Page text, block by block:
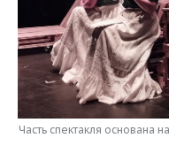
НЕФТЕХИМИЯ
НЕФТЬ
ОПК
ЭНЕРГЕТИКА
РОЗНИЧНАЯ
ТРАНСПОРТ
УСЛУГИ
НОВОСТИ
IT
МЕДИА
МЕРОПРИЯТИЯ
НОВОСТИ
ВЫЕЗДНАЯ
СПОРТ
НОВОСТИ СПОРТА
ОБЩЕСТВО
Часть спектакля основана